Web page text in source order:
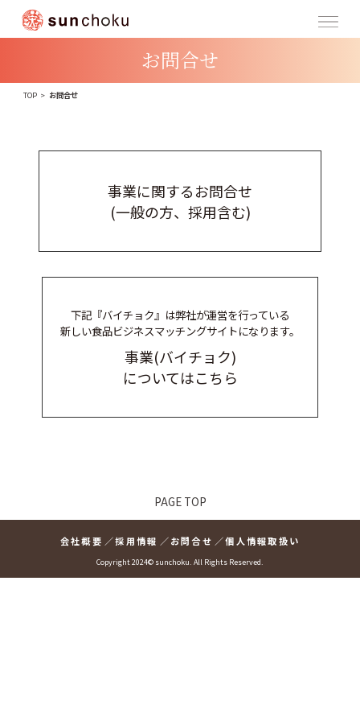
お問合せ
TOP > お問合せ
事業に関するお問合せ
(一般の方、採用含む)
下記『バイチョク』は弊社が運営を行っている
新しい食品ビジネスマッチングサイトになります。
事業(バイチョク)
についてはこちら
PAGE TOP
会社概要 採用情報 お問合せ 個人情報取扱い
Copyright 2024© sunchoku. All Rights Reserved.